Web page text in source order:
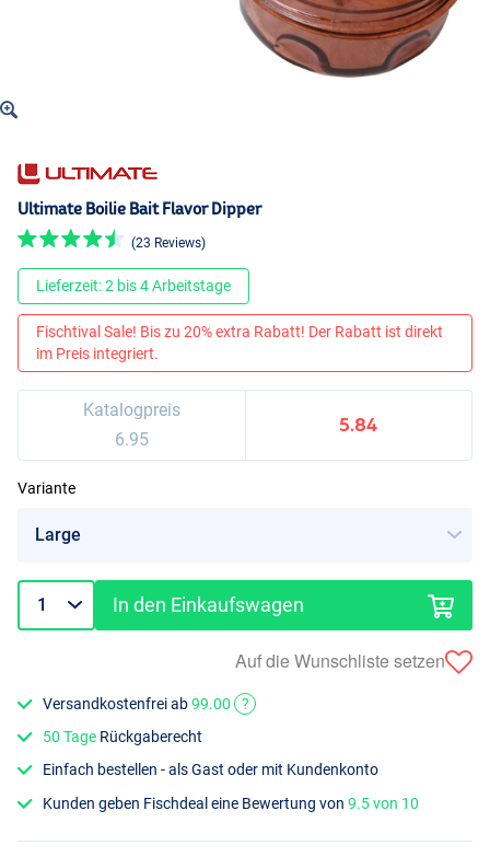
Ultimate Boilie Bait Flavor Dipper
(23 Reviews)
Lieferzeit: 2 bis 4 Arbeitstage
Fischtival Sale! Bis zu 20% extra Rabatt! Der Rabatt ist direkt
im Preis integriert.
Katalogpreis
6.95
5.84
Variante
In den Einkaufswagen
Auf die Wunschliste setzen
Versandkostenfrei ab99.00
?
50 Tage Rückgaberecht
Einfach bestellen - als Gast oder mit Kundenkonto
Kunden geben Fischdeal eine Bewertung von9.5 von 10